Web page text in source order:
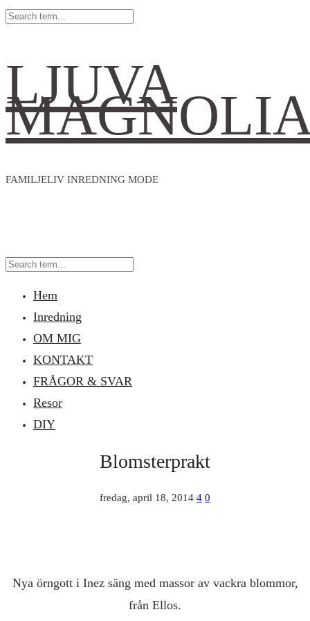
LJUVA
FAMILJELIV INREDNING MODE
Hem
Inredning
OM MIG
KONTAKT
FRÅGOR & SVAR
Resor
DIY
Blomsterprakt
fredag, april 18, 2014 4 0
Nya örngott i Inez säng med massor av vackra blommor,
från Ellos.